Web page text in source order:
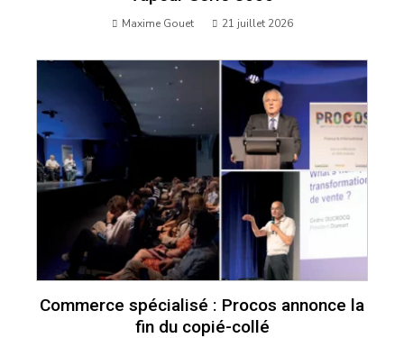
Maxime Gouet 21 juillet 2026
Commerce spécialisé : Procos annonce la
fin du copié-collé